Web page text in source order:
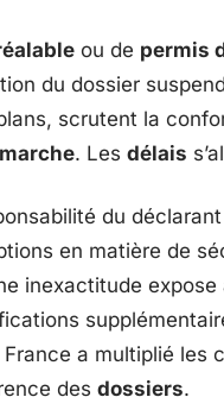
ou de permis
du dossier
scrutent la
. Les délais
du
en matière de
inexactitude
a multiplié les
des dossiers.